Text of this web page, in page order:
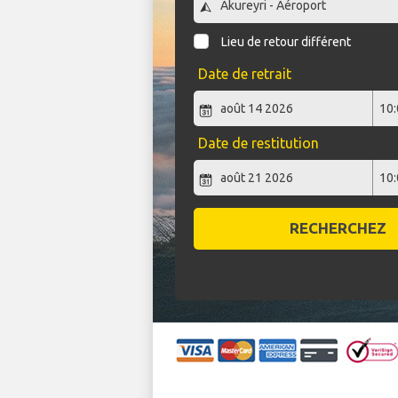
Lieu de retour différent
Date de retrait
Date de restitution
RECHERCHEZ